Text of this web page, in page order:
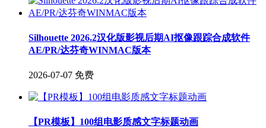
Silhouette 2026.2汉化版影视后期AI抠像跟踪合成软件
AE/PR/达芬奇WINMAC版本
2026-07-07 免费
【PR模板】100组电影质感文字标题动画